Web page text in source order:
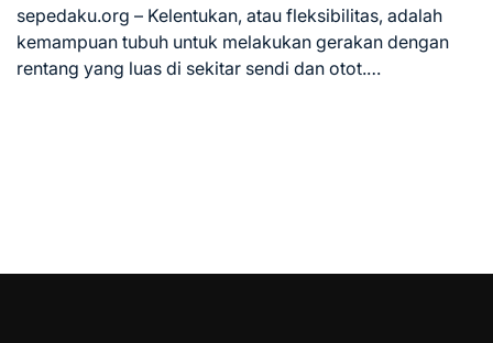
read
time
sepedaku.org – Kelentukan, atau fleksibilitas, adalah
kemampuan tubuh untuk melakukan gerakan dengan
rentang yang luas di sekitar sendi dan otot.…